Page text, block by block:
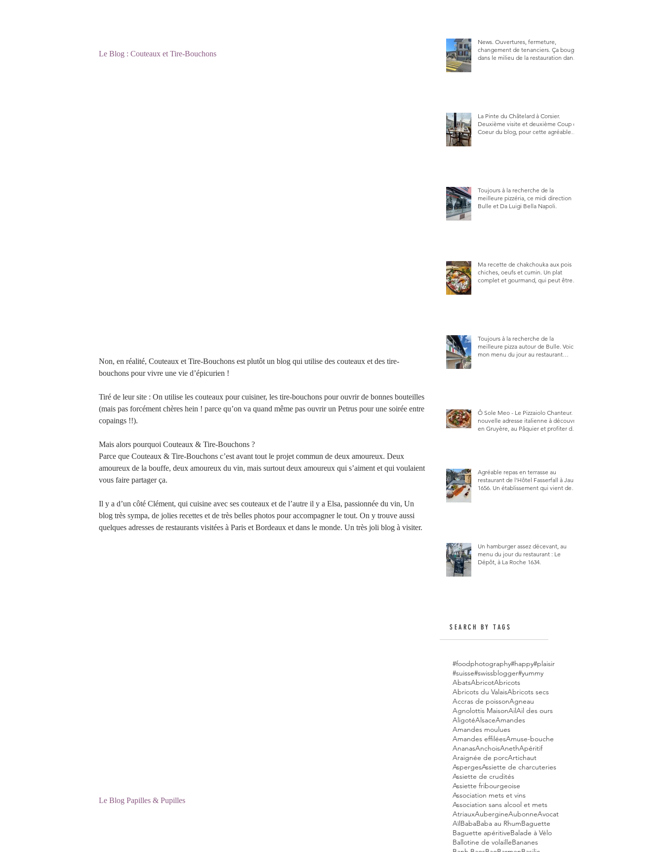
Le Blog : Couteaux et Tire-Bouchons
Non, en réalité, Couteaux et Tire-Bouchons est plutôt un blog qui utilise des couteaux et des tire-
bouchons pour vivre une vie d’épicurien !
Tiré de leur site : On utilise les couteaux pour cuisiner, les tire-bouchons pour ouvrir de bonnes bouteilles
(mais pas forcément chères hein ! parce qu’on va quand même pas ouvrir un Petrus pour une soirée entre
copaings !!).
Mais alors pourquoi Couteaux & Tire-Bouchons ?
Parce que Couteaux & Tire-Bouchons c’est avant tout le projet commun de deux amoureux. Deux
amoureux de la bouffe, deux amoureux du vin, mais surtout deux amoureux qui s’aiment et qui voulaient
vous faire partager ça.
Il y a d’un côté Clément, qui cuisine avec ses couteaux et de l’autre il y a Elsa, passionnée du vin, Un
blog très sympa, de jolies recettes et de très belles photos pour accompagner le tout. On y trouve aussi
quelques adresses de restaurants visitées à Paris et Bordeaux et dans le monde. Un très joli blog à visiter.
Le Blog Papilles & Pupilles
News. Ouvertures, fermeture,
changement de tenanciers. Ça bouge
dans le milieu de la restauration dans
La Pinte du Châtelard à Corsier.
Deuxième visite et deuxième Coup de
Coeur du blog, pour cette agréable
Toujours à la recherche de la
meilleure pizzéria, ce midi direction
Bulle et Da Luigi Bella Napoli.
Ma recette de chakchouka aux pois
chiches, oeufs et cumin. Un plat
complet et gourmand, qui peut être
Toujours à la recherche de la
meilleure pizza autour de Bulle. Voici
mon menu du jour au restaurant
Ô Sole Meo - Le Pizzaiolo Chanteur. La
nouvelle adresse italienne à découvrir
en Gruyère, au Pâquier et profiter des
Agréable repas en terrasse au
restaurant de l'Hôtel Fasserfall à Jaun
1656. Un établissement qui vient de
Un hamburger assez décevant, au
menu du jour du restaurant : Le
Dépôt, à La Roche 1634.
SEARCH BY TAGS
#foodphotography#happy#plaisir
#suisse#swissblogger#yummy
AbatsAbricotAbricots
Abricots du ValaisAbricots secs
Accras de poissonAgneau
Agnolottis MaisonAilAil des ours
AligotéAlsaceAmandes
Amandes moulues
Amandes effiléesAmuse-bouche
AnanasAnchoisAnethApéritif
Araignée de porcArtichaut
AspergesAssiette de charcuteries
Assiette de crudités
Assiette fribourgeoise
Association mets et vins
Association sans alcool et mets
AtriauxAubergineAubonneAvocat
AïlBabaBaba au RhumBaguette
Baguette apéritiveBalade à Vélo
Ballotine de volailleBananes